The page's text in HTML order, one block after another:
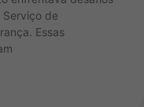
de
Essas